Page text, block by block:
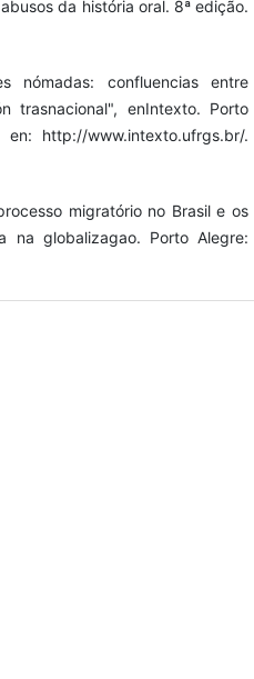
da história oral. 8ª edição.
nómadas: confluencias entre
trasnacional", enIntexto. Porto
http://www.intexto.ufrgs.br/.
migratório no Brasil e os
na globalizagao. Porto Alegre: